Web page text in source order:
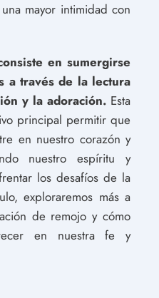
mayor intimidad con
en sumergirse
a través de la lectura
y la adoración.Esta
principal permitir que
en nuestro corazón y
nuestro espíritu y
los desafíos de la
exploraremos más a
de remojo y cómo
en nuestra fe y